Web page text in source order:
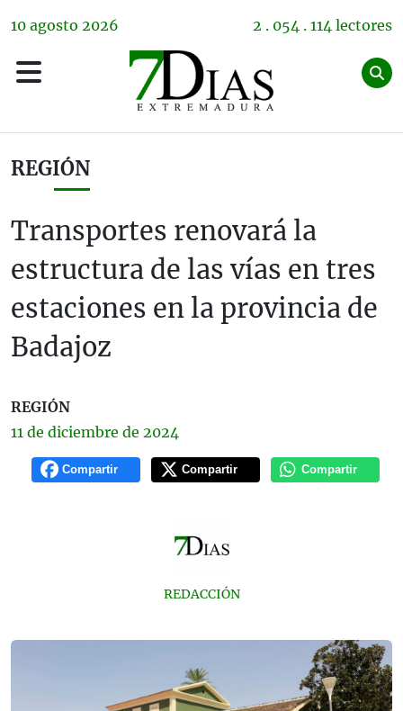
10 agosto 2026 2 . 054 . 114 lectores
REGIÓN
Transportes renovará la
estructura de las vías en tres
estaciones en la provincia de
Badajoz
REGIÓN
11 de diciembre de 2024
Compartir Compartir Compartir
REDACCIÓN